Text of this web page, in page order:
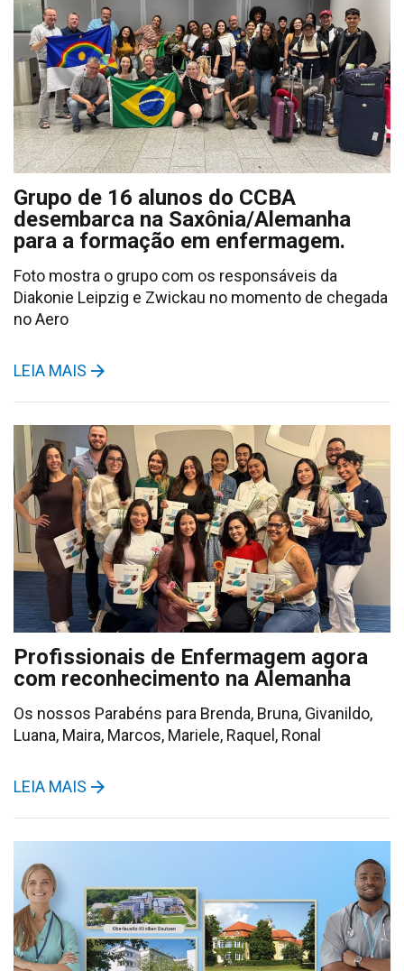
Grupo de 16 alunos do CCBA
desembarca na Saxônia/Alemanha
para a formação em enfermagem.
Foto mostra o grupo com os responsáveis da
Diakonie Leipzig e Zwickau no momento de chegada
no Aero
LEIA MAIS
Profissionais de Enfermagem agora
com reconhecimento na Alemanha
Os nossos Parabéns para Brenda, Bruna, Givanildo,
Luana, Maira, Marcos, Mariele, Raquel, Ronal
LEIA MAIS